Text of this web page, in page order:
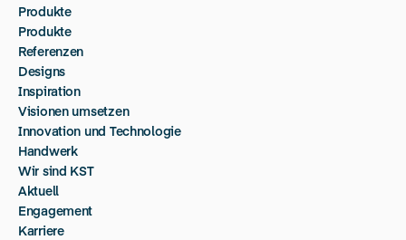
Produkte
Produkte
Referenzen
Designs
Inspiration
Visionen umsetzen
Innovation und Technologie
Handwerk
Wir sind KST
Aktuell
Engagement
Karriere